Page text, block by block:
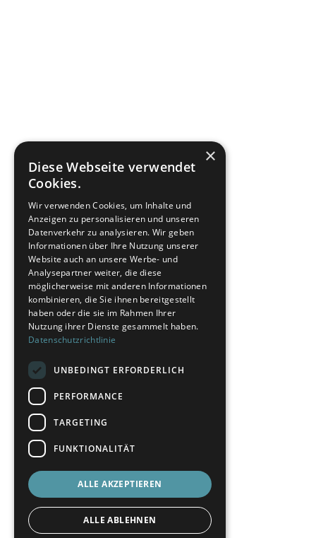
×
Diese Webseite verwendet
Cookies.
Wir verwenden Cookies, um Inhalte und
Anzeigen zu personalisieren und unseren
Datenverkehr zu analysieren. Wir geben
Informationen über Ihre Nutzung unserer
Website auch an unsere Werbe- und
Analysepartner weiter, die diese
möglicherweise mit anderen Informationen
kombinieren, die Sie ihnen bereitgestellt
haben oder die sie im Rahmen Ihrer
Nutzung ihrer Dienste gesammelt haben.
Datenschutzrichtlinie
UNBEDINGT ERFORDERLICH
PERFORMANCE
TARGETING
FUNKTIONALITÄT
ALLE AKZEPTIEREN
ALLE ABLEHNEN